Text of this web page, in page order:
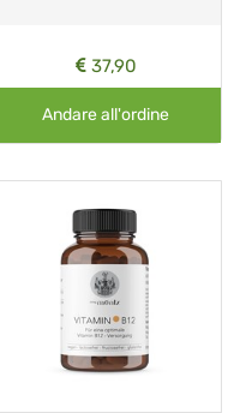
37,90
Andare all'ordine